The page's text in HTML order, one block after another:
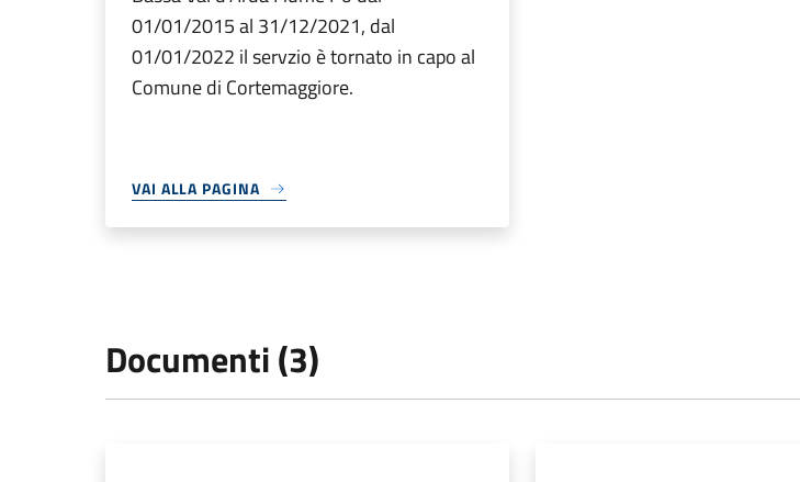
01/01/2015 al 31/12/2021, dal
01/01/2022 il servzio è tornato in capo al
Comune di Cortemaggiore.
VAI ALLA PAGINA
Documenti (3)